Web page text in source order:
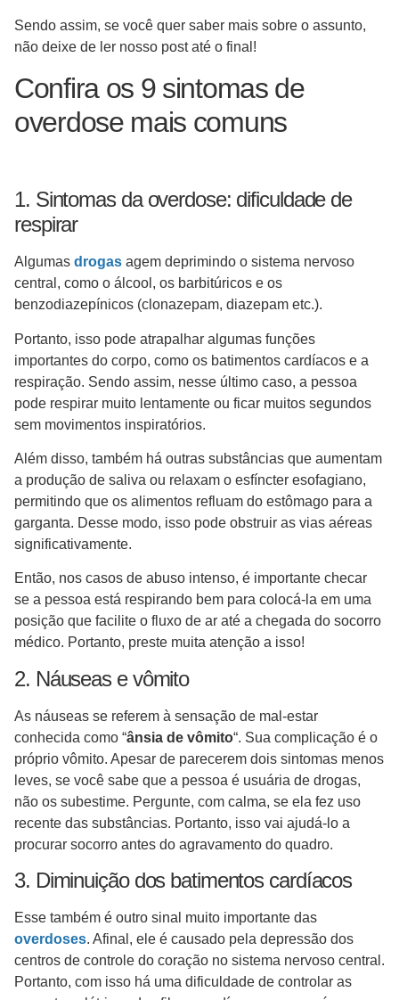
Sendo assim, se você quer saber mais sobre o assunto,
não deixe de ler nosso post até o final!
Confira os 9 sintomas de
overdose mais comuns
1. Sintomas da overdose: dificuldade de
respirar
Algumas drogas agem deprimindo o sistema nervoso
central, como o álcool, os barbitúricos e os
benzodiazepínicos (clonazepam, diazepam etc.).
Portanto, isso pode atrapalhar algumas funções
importantes do corpo, como os batimentos cardíacos e a
respiração. Sendo assim, nesse último caso, a pessoa
pode respirar muito lentamente ou ficar muitos segundos
sem movimentos inspiratórios.
Além disso, também há outras substâncias que aumentam
a produção de saliva ou relaxam o esfíncter esofagiano,
permitindo que os alimentos refluam do estômago para a
garganta. Desse modo, isso pode obstruir as vias aéreas
significativamente.
Então, nos casos de abuso intenso, é importante checar
se a pessoa está respirando bem para colocá-la em uma
posição que facilite o fluxo de ar até a chegada do socorro
médico. Portanto, preste muita atenção a isso!
2. Náuseas e vômito
As náuseas se referem à sensação de mal-estar
conhecida como “ânsia de vômito“. Sua complicação é o
próprio vômito. Apesar de parecerem dois sintomas menos
leves, se você sabe que a pessoa é usuária de drogas,
não os subestime. Pergunte, com calma, se ela fez uso
recente das substâncias. Portanto, isso vai ajudá-lo a
procurar socorro antes do agravamento do quadro.
3. Diminuição dos batimentos cardíacos
Esse também é outro sinal muito importante das
overdoses. Afinal, ele é causado pela depressão dos
centros de controle do coração no sistema nervoso central.
Portanto, com isso há uma dificuldade de controlar as